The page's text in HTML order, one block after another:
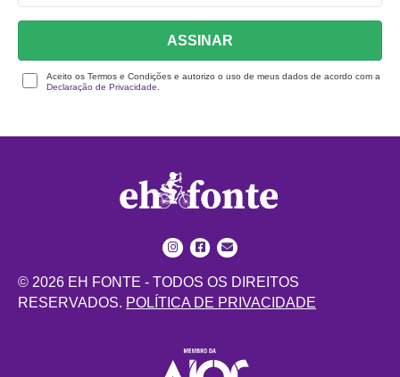
ASSINAR
Aceito os Termos e Condições e autorizo o uso de meus dados de acordo com a
Declaração de Privacidade.
© 2026 EH FONTE - TODOS OS DIREITOS
RESERVADOS. POLÍTICA DE PRIVACIDADE